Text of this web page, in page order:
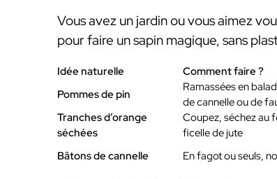
Vous avez un jardin ou vous aimez
pour faire un sapin magique, sans
Idée naturelle Comment faire ?
Pommes de pin
Ramassées en
de cannelle ou de
Tranches d’orange
séchées
Coupez, séchez au
ficelle de jute
Bâtons de cannelle
En fagot ou seuls,